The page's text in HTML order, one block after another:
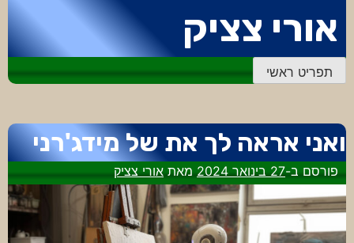
לתוכן
אורי צציק
תפריט ראשי
ואני אראה לך את של מידג'רני
פורסם ב-27 בינואר 2024 מאתאורי צציק